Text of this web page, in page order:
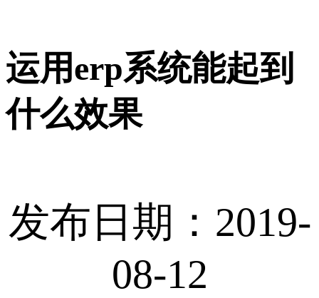
运用erp系统能起到
什么效果
发布日期：2019-
08-12